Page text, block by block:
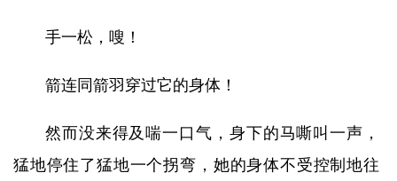
手一松，嗖！
箭连同箭羽穿过它的身体！
然而没来得及喘一口气，身下的马嘶叫一声，
猛地停住了猛地一个拐弯，她的身体不受控制地往